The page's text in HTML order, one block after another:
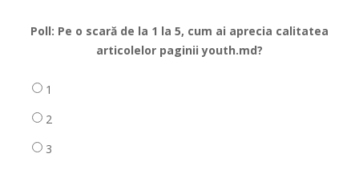
Poll: Pe o scară de la 1 la 5, cum ai aprecia calitatea
articolelor paginii youth.md?
1
2
3